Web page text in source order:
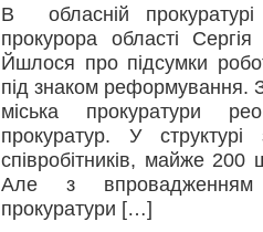
В обласній прокуратурі
прокурора області
Йшлося про підсумки
під знаком реформування.
міська прокуратури
прокуратур. У
співробітників, майже 200
Але з впровадженням
прокуратури […]